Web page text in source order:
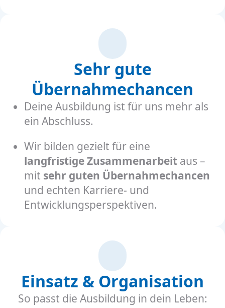
Sehr gute
Übernahmechancen
Deine Ausbildung ist für uns mehr als
ein Abschluss.
Wir bilden gezielt für eine
langfristige Zusammenarbeit aus –
mit sehr guten Übernahmechancen
und echten Karriere- und
Entwicklungsperspektiven.
Einsatz & Organisation
So passt die Ausbildung in dein Leben: